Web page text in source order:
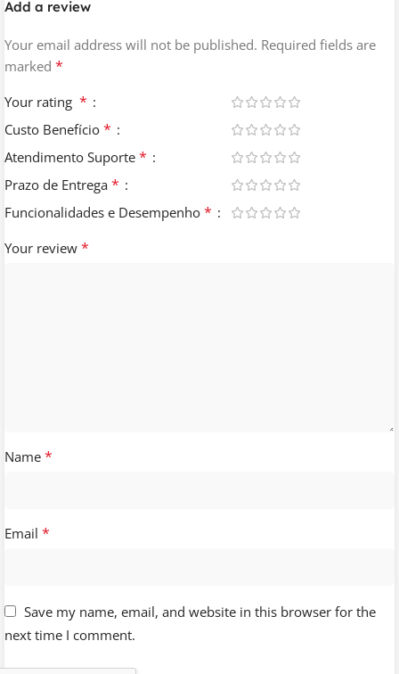
Entre em contato para um orçamento
Como funciona?
Contrate no site ou pelo WhatsApp, preencha nosso
Contrato de Prestação de Serviços, acompanhe e aprove
Add a review
Your email address will not be published. Required fields are
marked *
Your rating *
Custo Benefício *
Atendimento Suporte *
Prazo de Entrega *
Funcionalidades e Desempenho *
Your review *
Name *
Email *
Save my name, email, and website in this browser for the
next time I comment.